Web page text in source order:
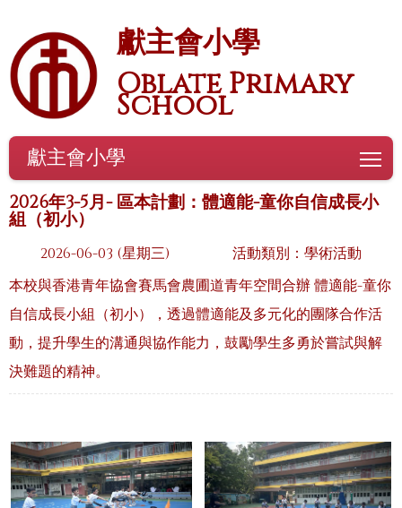
獻主會小學
Oblate Primary
School
獻主會小學
2026年3-5月- 區本計劃：體適能-童你自信成長小
組（初小）
2026-06-03 (星期三)
活動類別：學術活動
本校與香港青年協會賽馬會農圃道青年空間合辦 體適能-童你
自信成長小組（初小），透過體適能及多元化的團隊合作活
動，提升學生的溝通與協作能力，鼓勵學生多勇於嘗試與解
決難題的精神。